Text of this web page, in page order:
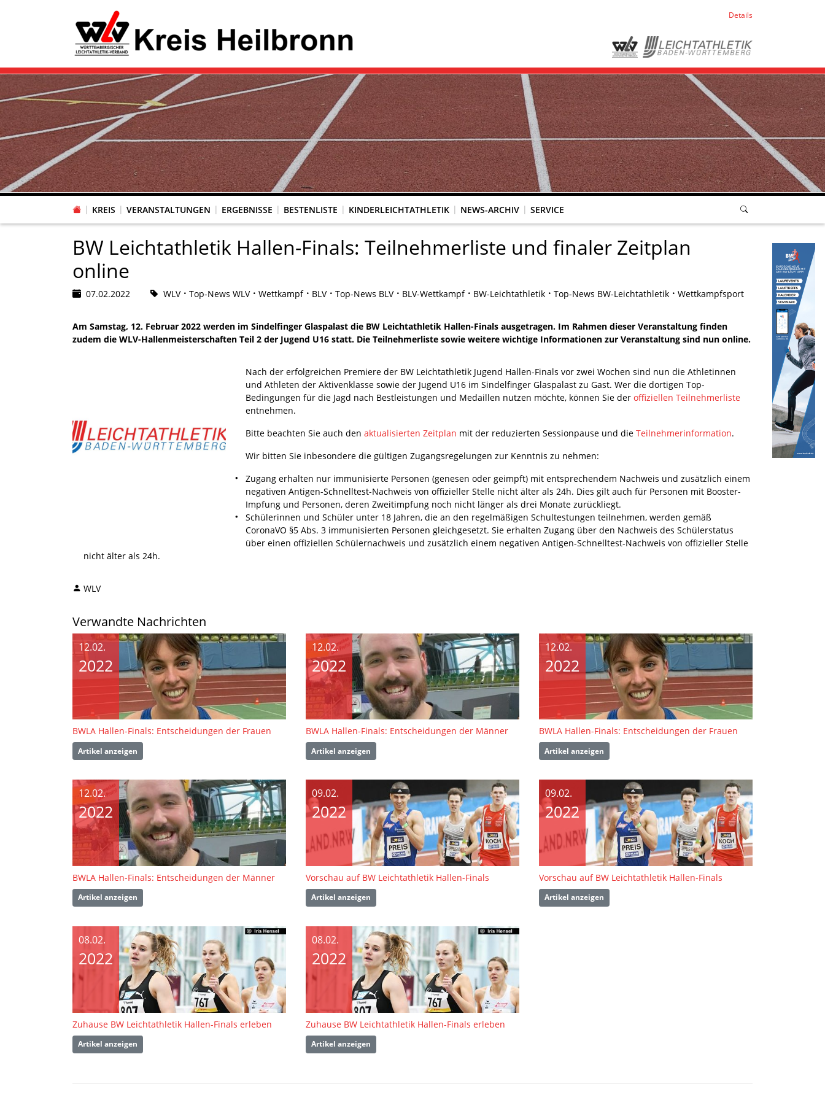
Details
KREIS VERANSTALTUNGEN ERGEBNISSE BESTENLISTE KINDERLEICHTATHLETIK NEWS-ARCHIV SERVICE
BW Leichtathletik Hallen-Finals: Teilnehmerliste und finaler Zeitplan
online
07.02.2022 WLV Top-News WLV Wettkampf BLV Top-News BLV BLV-Wettkampf BW-Leichtathletik Top-News BW-Leichtathletik Wettkampfsport
Am Samstag, 12. Februar 2022 werden im Sindelfinger Glaspalast die BW Leichtathletik Hallen-Finals ausgetragen. Im Rahmen dieser Veranstaltung finden
zudem die WLV-Hallenmeisterschaften Teil 2 der Jugend U16 statt. Die Teilnehmerliste sowie weitere wichtige Informationen zur Veranstaltung sind nun online.
Nach der erfolgreichen Premiere der BW Leichtathletik Jugend Hallen-Finals vor zwei Wochen sind nun die Athletinnen
und Athleten der Aktivenklasse sowie der Jugend U16 im Sindelfinger Glaspalast zu Gast. Wer die dortigen Top-
Bedingungen für die Jagd nach Bestleistungen und Medaillen nutzen möchte, können Sie der offiziellen Teilnehmerliste
entnehmen.
Bitte beachten Sie auch den aktualisierten Zeitplan mit der reduzierten Sessionpause und die Teilnehmerinformation.
Wir bitten Sie inbesondere die gültigen Zugangsregelungen zur Kenntnis zu nehmen:
Zugang erhalten nur immunisierte Personen (genesen oder geimpft) mit entsprechendem Nachweis und zusätzlich einem
negativen Antigen-Schnelltest-Nachweis von offizieller Stelle nicht älter als 24h. Dies gilt auch für Personen mit Booster-
Impfung und Personen, deren Zweitimpfung noch nicht länger als drei Monate zurückliegt.
Schülerinnen und Schüler unter 18 Jahren, die an den regelmäßigen Schultestungen teilnehmen, werden gemäß
CoronaVO §5 Abs. 3 immunisierten Personen gleichgesetzt. Sie erhalten Zugang über den Nachweis des Schülerstatus
über einen offiziellen Schülernachweis und zusätzlich einem negativen Antigen-Schnelltest-Nachweis von offizieller Stelle
nicht älter als 24h.
WLV
Verwandte Nachrichten
12.02.
2022
BWLA Hallen-Finals: Entscheidungen der Frauen
Artikel anzeigen
12.02.
2022
BWLA Hallen-Finals: Entscheidungen der Männer
Artikel anzeigen
12.02.
2022
BWLA Hallen-Finals: Entscheidungen der Frauen
Artikel anzeigen
12.02.
2022
BWLA Hallen-Finals: Entscheidungen der Männer
Artikel anzeigen
09.02.
2022
Vorschau auf BW Leichtathletik Hallen-Finals
Artikel anzeigen
09.02.
2022
Vorschau auf BW Leichtathletik Hallen-Finals
Artikel anzeigen
08.02.
2022
Zuhause BW Leichtathletik Hallen-Finals erleben
Artikel anzeigen
08.02.
2022
Zuhause BW Leichtathletik Hallen-Finals erleben
Artikel anzeigen